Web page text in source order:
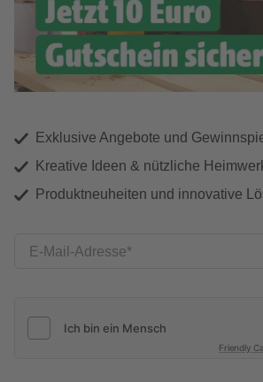
Exklusive Angebote und
Kreative Ideen & nützliche
Produktneuheiten und innovative
E-Mail-Adresse
Friendly